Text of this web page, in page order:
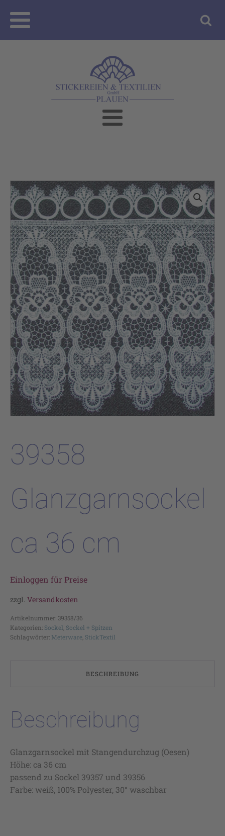
39358
Glanzgarnsockel
ca 36 cm
Einloggen für Preise
zzgl. Versandkosten
Artikelnummer: 39358/36
Kategorien: Sockel Sockel + Spitzen
Schlagwörter: Meterware StickTextil
BESCHREIBUNG
Beschreibung
Glanzgarnsockel mit Stangendurchzug (Oesen)
Höhe: ca 36 cm
passend zu Sockel 39357 und 39356
Farbe: weiß, 100% Polyester, 30° waschbar